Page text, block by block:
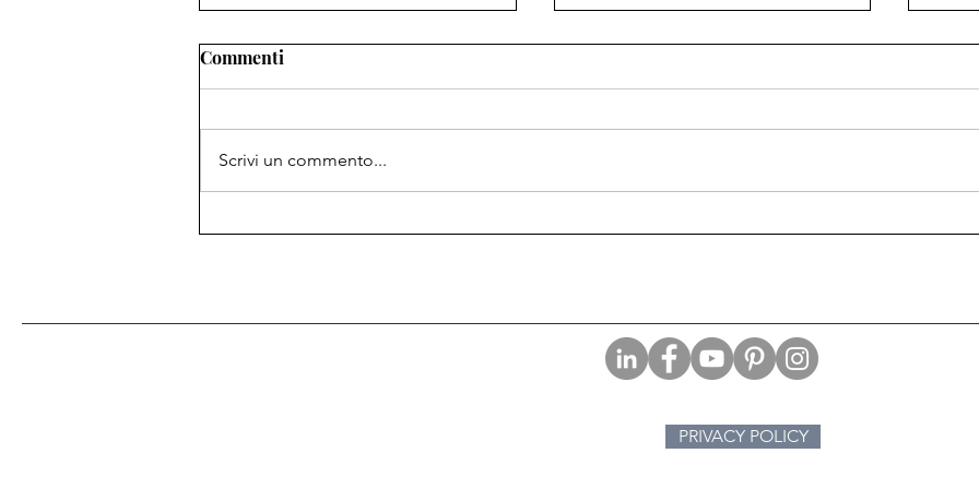
Alla ricerca del compagno
I superpoteri che mi
Commenti
Scrivi un commento...
PRIVACY POLICY